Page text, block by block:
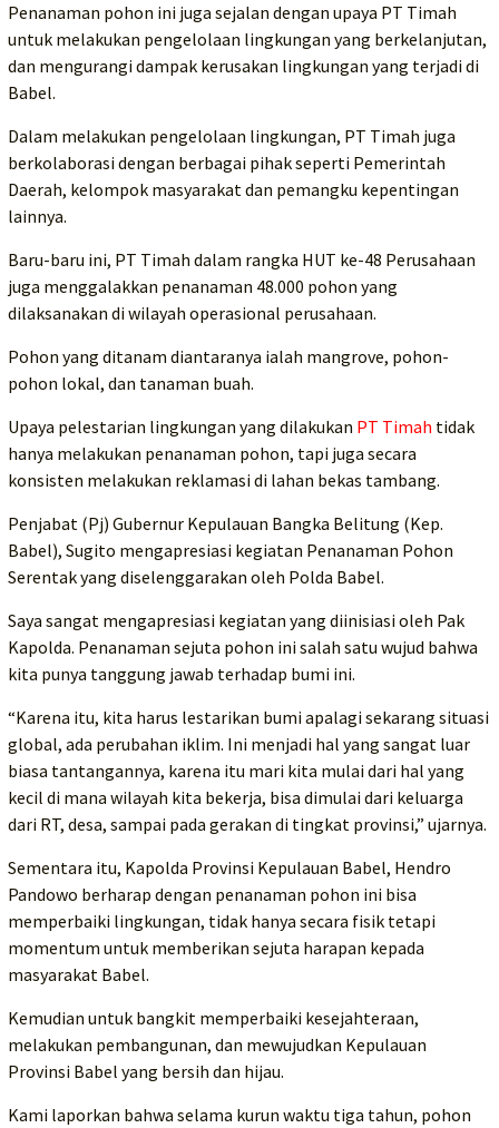
Penanaman pohon ini juga sejalan dengan upaya PT Timah
untuk melakukan pengelolaan lingkungan yang berkelanjutan,
dan mengurangi dampak kerusakan lingkungan yang terjadi di
Babel.
Dalam melakukan pengelolaan lingkungan, PT Timah juga
berkolaborasi dengan berbagai pihak seperti Pemerintah
Daerah, kelompok masyarakat dan pemangku kepentingan
lainnya.
Baru-baru ini, PT Timah dalam rangka HUT ke-48 Perusahaan
juga menggalakkan penanaman 48.000 pohon yang
dilaksanakan di wilayah operasional perusahaan.
Pohon yang ditanam diantaranya ialah mangrove, pohon-
pohon lokal, dan tanaman buah.
Upaya pelestarian lingkungan yang dilakukan PT Timah tidak
hanya melakukan penanaman pohon, tapi juga secara
konsisten melakukan reklamasi di lahan bekas tambang.
Penjabat (Pj) Gubernur Kepulauan Bangka Belitung (Kep.
Babel), Sugito mengapresiasi kegiatan Penanaman Pohon
Serentak yang diselenggarakan oleh Polda Babel.
Saya sangat mengapresiasi kegiatan yang diinisiasi oleh Pak
Kapolda. Penanaman sejuta pohon ini salah satu wujud bahwa
kita punya tanggung jawab terhadap bumi ini.
“Karena itu, kita harus lestarikan bumi apalagi sekarang situasi
global, ada perubahan iklim. Ini menjadi hal yang sangat luar
biasa tantangannya, karena itu mari kita mulai dari hal yang
kecil di mana wilayah kita bekerja, bisa dimulai dari keluarga
dari RT, desa, sampai pada gerakan di tingkat provinsi,” ujarnya.
Sementara itu, Kapolda Provinsi Kepulauan Babel, Hendro
Pandowo berharap dengan penanaman pohon ini bisa
memperbaiki lingkungan, tidak hanya secara fisik tetapi
momentum untuk memberikan sejuta harapan kepada
masyarakat Babel.
Kemudian untuk bangkit memperbaiki kesejahteraan,
melakukan pembangunan, dan mewujudkan Kepulauan
Provinsi Babel yang bersih dan hijau.
Kami laporkan bahwa selama kurun waktu tiga tahun, pohon